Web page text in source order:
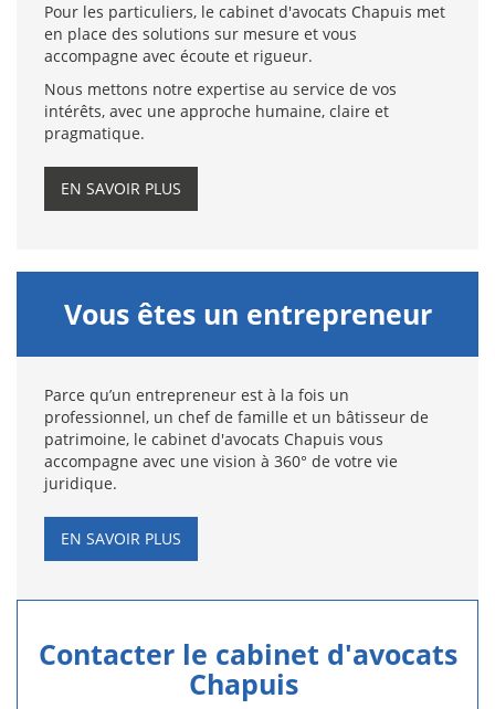
Pour les particuliers, le cabinet d'avocats Chapuis met
en place des solutions sur mesure et vous
accompagne avec écoute et rigueur.
Nous mettons notre expertise au service de vos
intérêts, avec une approche humaine, claire et
pragmatique.
EN SAVOIR PLUS
Vous êtes un entrepreneur
Parce qu’un entrepreneur est à la fois un
professionnel, un chef de famille et un bâtisseur de
patrimoine, le cabinet d'avocats Chapuis vous
accompagne avec une vision à 360° de votre vie
juridique.
EN SAVOIR PLUS
Contacter le cabinet d'avocats
Chapuis